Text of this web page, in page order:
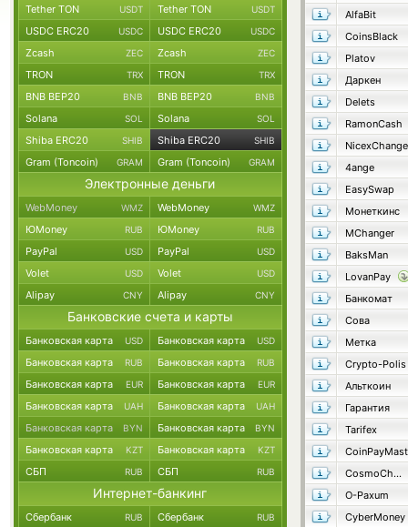
AlfaBit
CoinsBlack
Platov
Даркен
Delets
RamonCash
4ange
EasySwap
Монеткинс
MChanger
BaksMan
LovanPay
Банкомат
Сова
Метка
Crypto-Polis
Альткоин
Гарантия
Tarifex
CosmoChanger
O-Paxum
CyberMoney
Tether TON USDT Tether TON USDT
USDC ERC20 USDC USDC ERC20 USDC
Zcash ZEC Zcash ZEC
TRON TRX TRON TRX
BNB BEP20 BNB BNB BEP20 BNB
Solana SOL Solana SOL
Shiba ERC20 SHIB Shiba ERC20 SHIB
Gram (Toncoin) GRAM Gram (Toncoin) GRAM
Электронные деньги
WebMoney WMZ WebMoney WMZ
ЮMoney RUB ЮMoney RUB
PayPal USD PayPal USD
Volet USD Volet USD
Alipay CNY Alipay CNY
Банковские счета и карты
Банковская карта USD Банковская карта USD
Банковская карта RUB Банковская карта RUB
Банковская карта EUR Банковская карта EUR
Банковская карта UAH Банковская карта UAH
Банковская карта BYN Банковская карта BYN
Банковская карта KZT Банковская карта KZT
СБП RUB СБП RUB
Интернет-банкинг
Сбербанк RUB Сбербанк RUB